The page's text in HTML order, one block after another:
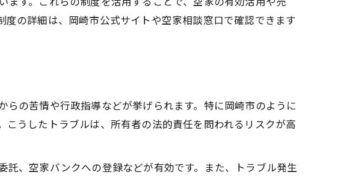
理と地域貢献
管理体験談
実現した事例
の詳細は、岡崎市公式サイトや空家相談窓口で確認できます
の苦情や行政指導などが挙げられます。特に岡崎市のように
うしたトラブルは、所有者の法的責任を問われるリスクが高
、空家バンクへの登録などが有効です。また、トラブル発生